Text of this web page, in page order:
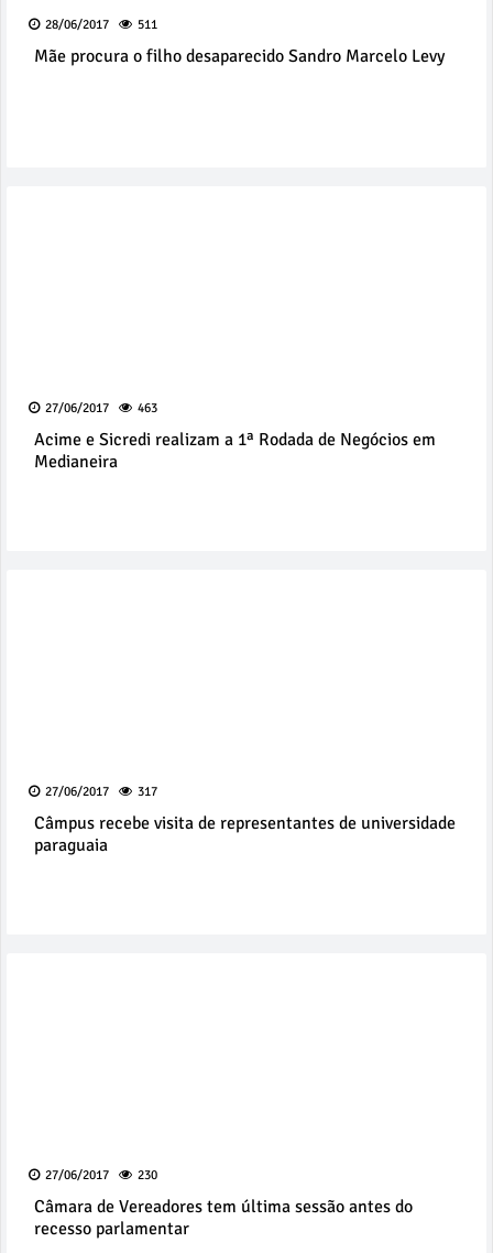
28/06/2017 511
Mãe procura o filho desaparecido Sandro Marcelo Levy
27/06/2017 463
Acime e Sicredi realizam a 1ª Rodada de Negócios em
Medianeira
27/06/2017 317
Câmpus recebe visita de representantes de universidade
paraguaia
27/06/2017 230
Câmara de Vereadores tem última sessão antes do
recesso parlamentar